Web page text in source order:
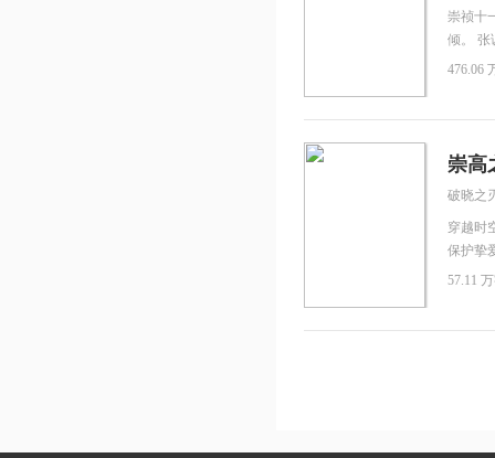
崇祯十
倾。 张
入寇，
476.06
崇高
破晓之
穿越时
保护挚
剑，破
57.11